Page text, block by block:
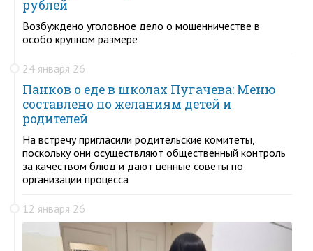
рублей
Возбуждено уголовное дело о мошенничестве в
особо крупном размере
24 января 26
Панков о еде в школах Пугачева: Меню
составлено по желаниям детей и
родителей
На встречу пригласили родительские комитеты,
поскольку они осуществляют общественный контроль
за качеством блюд и дают ценные советы по
организации процесса
12 января 26